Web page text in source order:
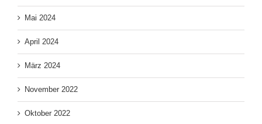
Mai 2024
April 2024
März 2024
November 2022
Oktober 2022